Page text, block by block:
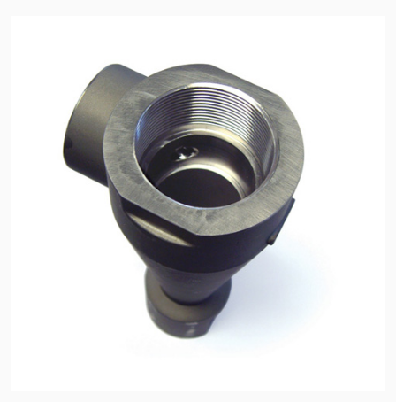
认证和标准
联系我们
地点
文章
可持续发展